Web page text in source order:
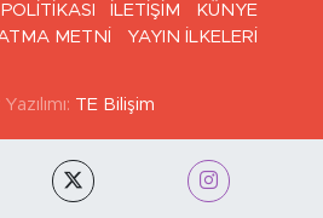
İLETİŞİM
KÜNYE
METNİ
YAYIN İLKELERİ
TE Bilişim